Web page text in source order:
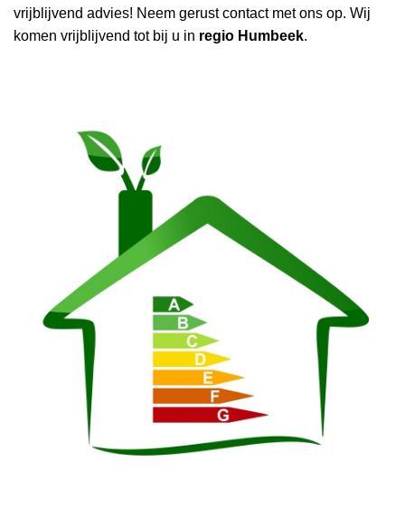
vrijblijvend advies! Neem gerust contact met ons op. Wij
komen vrijblijvend tot bij u in regio Humbeek.